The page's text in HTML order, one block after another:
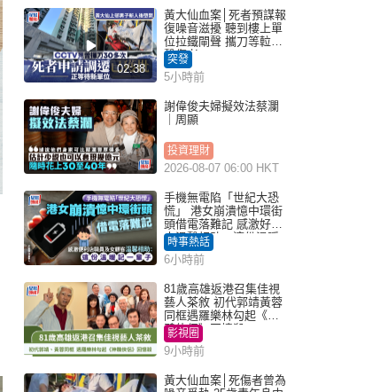
02:38
黃大仙血案│死者預謀報
復噪音滋擾 聽到樓上單
位拉鐵閘聲 攜刀等𨋢伏
擊傷者
突發
5小時前
謝偉俊夫婦擬效法蔡瀾
｜周顯
投資理財
2026-08-07 06:00 HKT
手機無電陷「世紀大恐
慌」 港女崩潰憶中環街
頭借電落難記 感激好心
人溫馨相助：這份溫暖
記一輩子｜Juicy叮
時事熱話
6小時前
81歲高雄返港召集佳視
藝人茶敘 初代郭靖黃蓉
同框遇羅樂林勾起《神
鵰俠侶》回憶殺
影視圈
9小時前
黃大仙血案│死傷者曾為